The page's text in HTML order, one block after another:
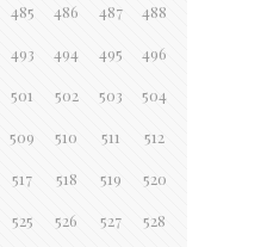
485 486 487 488
493 494 495 496
501 502 503 504
509 510 511 512
517 518 519 520
525 526 527 528